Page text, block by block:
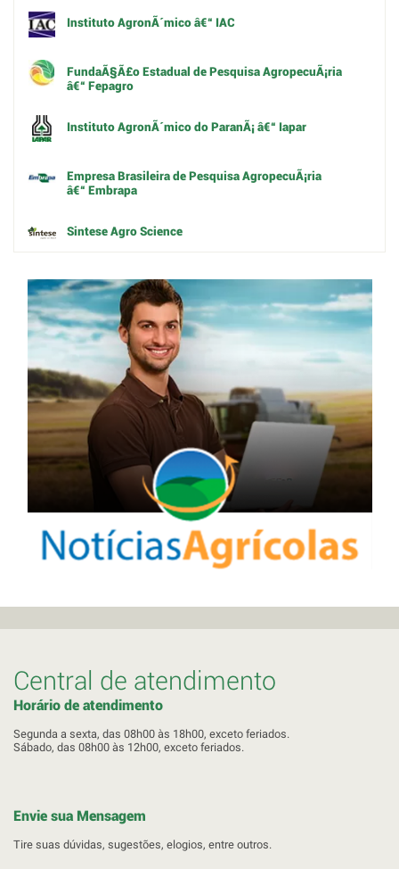
Instituto AgronÃ´mico â€“ IAC
FundaÃ§Ã£o Estadual de Pesquisa AgropecuÃ¡ria
â€“ Fepagro
Instituto AgronÃ´mico do ParanÃ¡ â€“ Iapar
Empresa Brasileira de Pesquisa AgropecuÃ¡ria
â€“ Embrapa
Sintese Agro Science
Central de atendimento
Horário de atendimento
Segunda a sexta, das 08h00 às 18h00, exceto feriados.
Sábado, das 08h00 às 12h00, exceto feriados.
Envie sua Mensagem
Tire suas dúvidas, sugestões, elogios, entre outros.